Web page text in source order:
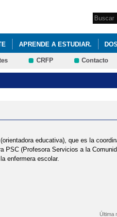
Search
APRENDE A ESTUDIAR.
DEL VILLA
CRFP Contacto
educativa), que es la
(Profesora Servicios a la
enfermera escolar.
Última